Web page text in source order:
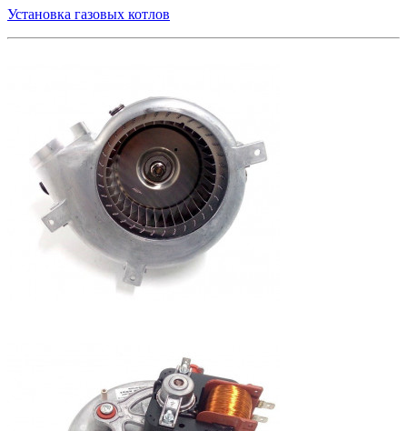
Установка газовых котлов